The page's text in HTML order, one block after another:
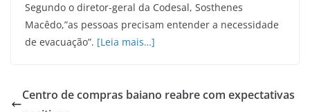
Segundo o diretor-geral da Codesal, Sosthenes
Macêdo,”as pessoas precisam entender a necessidade
de evacuação”. [Leia mais…]
Centro de compras baiano reabre com expectativas